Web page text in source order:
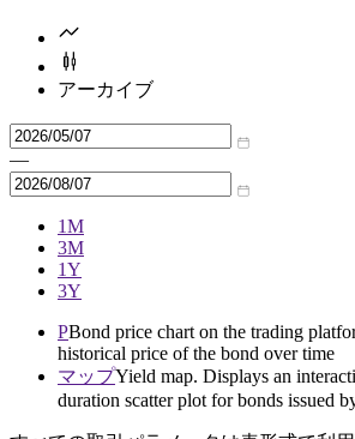
アーカイブ
—
1M
3M
1Y
3Y
PBond price chart on the trading
historical price of the bond over time
マップYield map. Displays an
duration scatter plot for bonds issued